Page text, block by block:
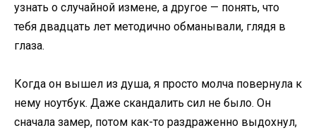
узнать о случайной измене, а другое — понять, что
тебя двадцать лет методично обманывали, глядя в
глаза.
Когда он вышел из душа, я просто молча повернула к
нему ноутбук. Даже скандалить сил не было. Он
сначала замер, потом как-то раздраженно выдохнул,